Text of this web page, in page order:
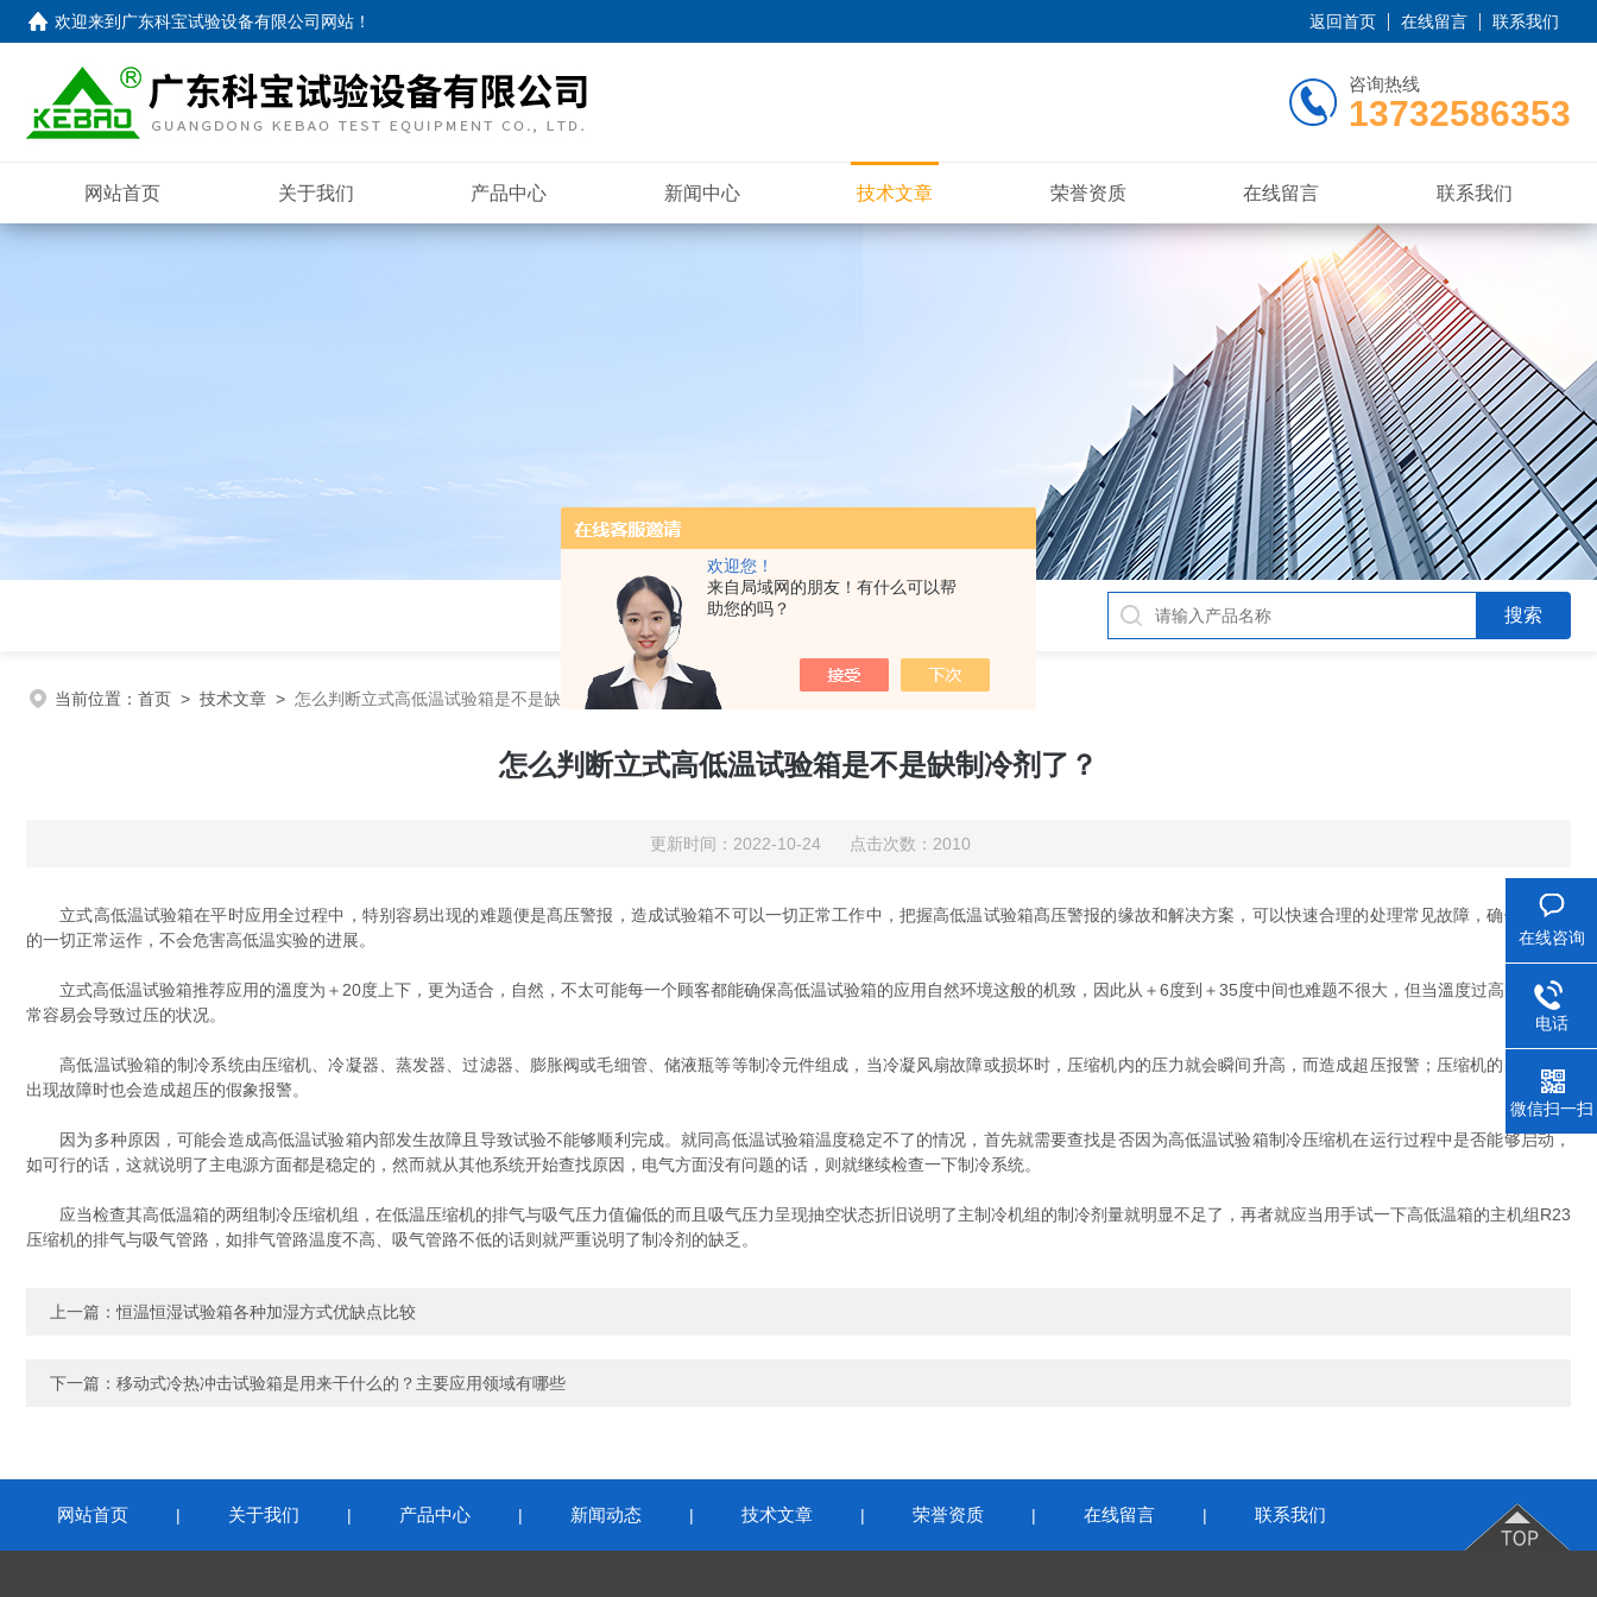
欢迎您！
来自局域网的朋友！有什么可以帮
助您的吗？
欢迎来到 广东科宝试验设备有限公司网站 ！ 返回首页 在线留言 联系我们
咨询热线
13732586353
网站首页 关于我们 产品中心 新闻中心 技术文章 荣誉资质 在线留言 联系我们
当前位置： 首页 > 技术文章 > 怎么判断立式高低温试验箱是不是缺制冷剂了？
怎么判断立式高低温试验箱是不是缺制冷剂了？
更新时间：2022-10-24 点击次数：2010
立式高低温试验箱在平时应用全过程中，特别容易出现的难题便是髙压警报，造成试验箱不可以一切正常工作中，把握高低温试验箱髙压警报的缘故和解决方案，可以快速合理的处理常见故障，确保试验箱
的一切正常运作，不会危害高低温实验的进展。
立式高低温试验箱推荐应用的溫度为＋20度上下，更为适合，自然，不太可能每一个顾客都能确保高低温试验箱的应用自然环境这般的机致，因此从＋6度到＋35度中间也难题不很大，但当溫度过高时，则非
常容易会导致过压的状况。
高低温试验箱的制冷系统由压缩机、冷凝器、蒸发器、过滤器、膨胀阀或毛细管、储液瓶等等制冷元件组成，当冷凝风扇故障或损坏时，压缩机内的压力就会瞬间升高，而造成超压报警；压缩机的感温棒如
出现故障时也会造成超压的假象报警。
因为多种原因，可能会造成高低温试验箱内部发生故障且导致试验不能够顺利完成。就同高低温试验箱温度稳定不了的情况，首先就需要查找是否因为高低温试验箱制冷压缩机在运行过程中是否能够启动，
如可行的话，这就说明了主电源方面都是稳定的，然而就从其他系统开始查找原因，电气方面没有问题的话，则就继续检查一下制冷系统。
应当检查其高低温箱的两组制冷压缩机组，在低温压缩机的排气与吸气压力值偏低的而且吸气压力呈现抽空状态折旧说明了主制冷机组的制冷剂量就明显不足了，再者就应当用手试一下高低温箱的主机组R23
压缩机的排气与吸气管路，如排气管路温度不高、吸气管路不低的话则就严重说明了制冷剂的缺乏。
上一篇：恒温恒湿试验箱各种加湿方式优缺点比较
下一篇： 移动式冷热冲击试验箱是用来干什么的？主要应用领域有哪些
网站首页 | 关于我们 | 产品中心 | 新闻动态 | 技术文章 | 荣誉资质 | 在线留言 | 联系我们
在线咨询
电话
微信扫一扫